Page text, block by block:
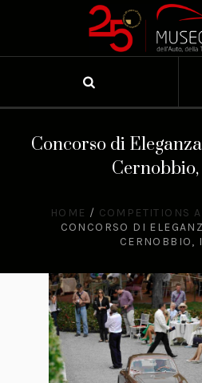
Concorso di
HOME / COMPETITIONS
CONCORSO DI
CERNOBBIO,